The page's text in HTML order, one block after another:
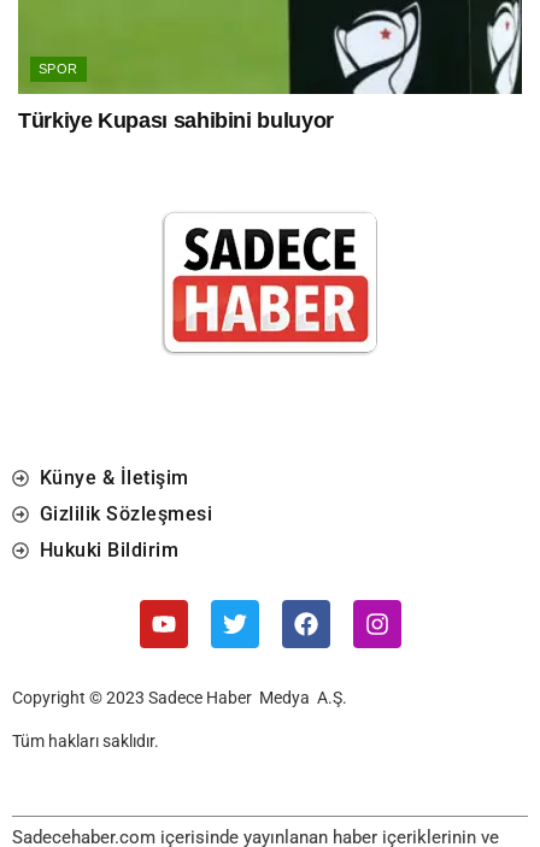
SPOR
Türkiye Kupası sahibini buluyor
Künye & İletişim
Gizlilik Sözleşmesi
Hukuki Bildirim
Copyright © 2023 Sadece Haber Medya A.Ş.
Tüm hakları saklıdır.
Sadecehaber.com içerisinde yayınlanan haber içeriklerinin ve